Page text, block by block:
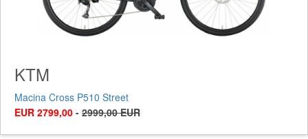
KTM
Macina Cross P510 Street
EUR 2799,00 - 2999,00 EUR